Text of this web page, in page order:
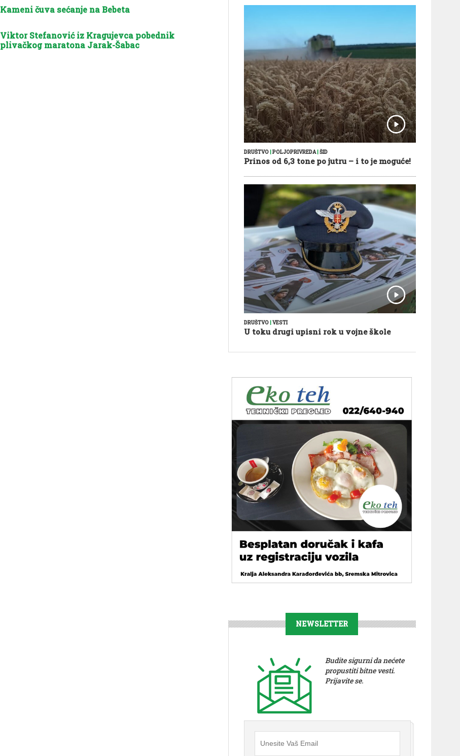
Kameni čuva sećanje na Bebeta
Viktor Stefanović iz Kragujevca pobednik
plivačkog maratona Jarak-Šabac
DRUŠTVO|POLJOPRIVREDA|ŠID
Prinos od 6,3 tone po jutru – i to je moguće!
DRUŠTVO VESTI
U toku drugi upisni rok u vojne škole
NEWSLETTER
Budite sigurni da nećete
propustiti bitne vesti.
Prijavite se.